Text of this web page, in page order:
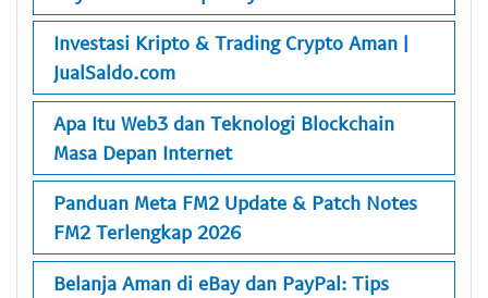
Investasi Kripto & Trading Crypto Aman |
JualSaldo.com
Apa Itu Web3 dan Teknologi Blockchain
Masa Depan Internet
Panduan Meta FM2 Update & Patch Notes
FM2 Terlengkap 2026
Belanja Aman di eBay dan PayPal: Tips